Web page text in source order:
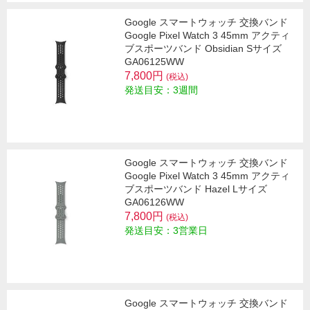
Google スマートウォッチ 交換バンド
Google Pixel Watch 3 45mm アクティ
ブスポーツバンド Obsidian Sサイズ
GA06125WW
7,800円 (税込)
発送目安：3週間
Google スマートウォッチ 交換バンド
Google Pixel Watch 3 45mm アクティ
ブスポーツバンド Hazel Lサイズ
GA06126WW
7,800円 (税込)
発送目安：3営業日
Google スマートウォッチ 交換バンド